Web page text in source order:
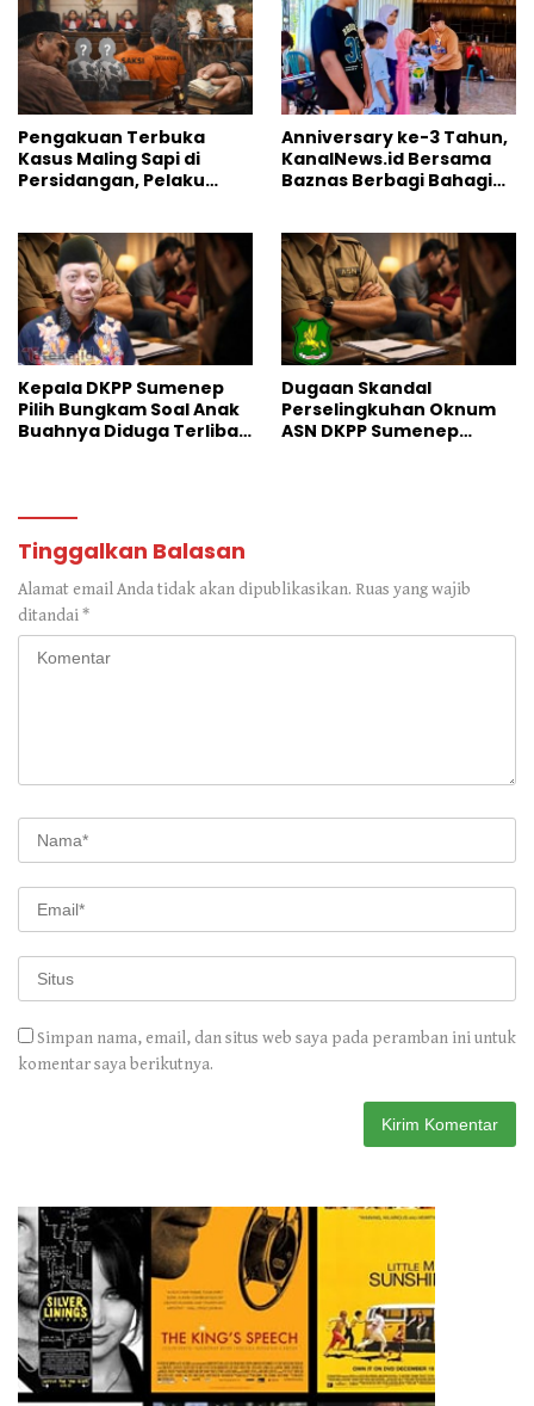
Pengakuan Terbuka
Kasus Maling Sapi di
Persidangan, Pelaku
Anniversary ke-3 Tahun,
KanalNews.id Bersama
Baznas Berbagi Bahagia
Kepala DKPP Sumenep
Pilih Bungkam Soal Anak
Buahnya Diduga Terlibat
Dugaan Skandal
Perselingkuhan Oknum
ASN DKPP Sumenep
Tinggalkan Balasan
Alamat email Anda tidak akan dipublikasikan. Ruas yang wajib
ditandai*
Simpan nama, email, dan situs web saya pada peramban ini untuk
komentar saya berikutnya.